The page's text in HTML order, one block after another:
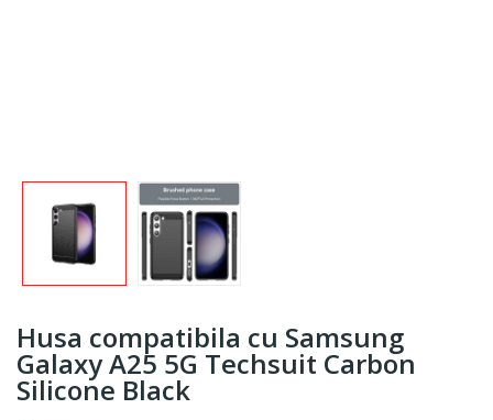
Husa compatibila cu Samsung
Galaxy A25 5G Techsuit Carbon
Silicone Black